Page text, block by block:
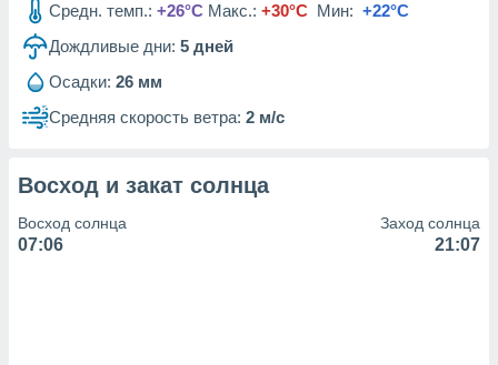
рекламы
сведения
Средн. темп.: +26°C Макс.: +30°C Мин: +22°C
Дождливые дни: 5 дней
Осадки: 26 мм
Средняя скорость ветра: 2 м/с
Восход и закат солнца
Восход солнца
07:06
Заход солнца
21:07